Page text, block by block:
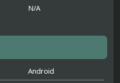
N/A
Android